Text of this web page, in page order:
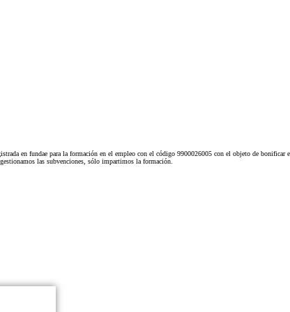
en fundae para la formación en el empleo con el código 9900026005 con el objeto de bonificar
las subvenciones, sólo impartimos la formación.